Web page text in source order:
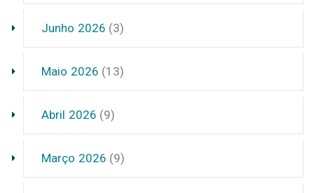
Junho 2026 (3)
Maio 2026 (13)
Abril 2026 (9)
Março 2026 (9)